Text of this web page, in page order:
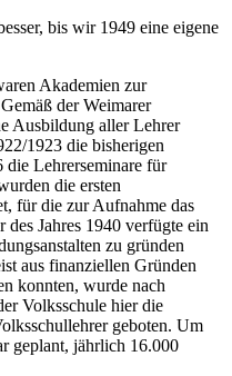
bis wir 1949 eine eigene
Akademien zur
der Weimarer
Ausbildung aller Lehrer
1923 die bisherigen
die Lehrerseminare für
die ersten
für die zur Aufnahme das
Jahres 1940 verfügte ein
zu gründen
aus finanziellen Gründen
konnten, wurde nach
Volksschule hier die
geboten. Um
geplant, jährlich 16.000